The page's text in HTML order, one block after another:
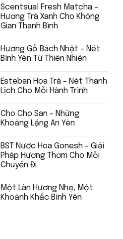
Scentsual Fresh Matcha –
Hương Trà Xanh Cho Không
Gian Thanh Bình
Hương Gỗ Bách Nhật – Nét
Bình Yên Từ Thiên Nhiên
Esteban Hoa Trà – Nét Thanh
Lịch Cho Mỗi Hành Trình
Cho Cho San – Những
Khoảng Lặng An Yên
BST Nước Hoa Gonesh – Giải
Pháp Hương Thơm Cho Mỗi
Chuyến Đi
Một Làn Hương Nhẹ, Một
Khoảnh Khắc Bình Yên